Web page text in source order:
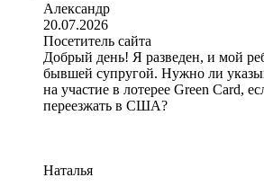
Александр
20.07.2026
Посетитель сайта
Добрый день! Я разведен, и мой
бывшей супругой. Нужно ли
на участие в лотерее Green Card,
переезжать в США?
Наталья